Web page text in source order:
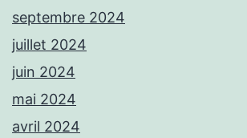
septembre 2024
juillet 2024
juin 2024
mai 2024
avril 2024